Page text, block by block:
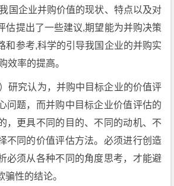
国企业并购价值的现状、特点以及对
估提出了一些建议,期望能为并购决策
和参考,科学的引导我国企业的并购实
效率的提高。
研究认为，并购中目标企业的价值评
问题，而并购中目标企业价值评估的
，更具不同的目的、不同的动机、不
不同的价值评估方法。必须进行创造
必须从各种不同的角度思考，才能避
性的结论。